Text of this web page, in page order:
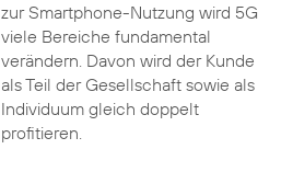
zur Smartphone-Nutzung wird 5G
viele Bereiche fundamental
verändern. Davon wird der Kunde
als Teil der Gesellschaft sowie als
Individuum gleich doppelt
profitieren.